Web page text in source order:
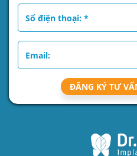
ĐĂNG KÝ TƯ